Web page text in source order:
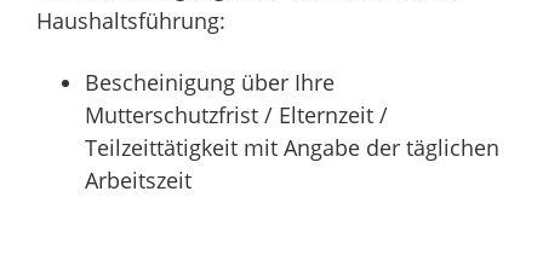
Haushaltsführung:
Bescheinigung über Ihre
Mutterschutzfrist / Elternzeit /
Teilzeittätigkeit mit Angabe der täglichen
Arbeitszeit